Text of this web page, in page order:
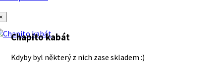
Chapito kabát
Kdyby byl některý z nich zase skladem :)